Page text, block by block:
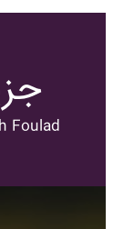
Foulad